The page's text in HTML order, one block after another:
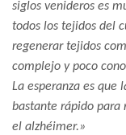
siglos venideros es
todos los tejidos del
regenerar tejidos
complejo y poco
La esperanza es que
bastante rápido para
el alzhéimer.»